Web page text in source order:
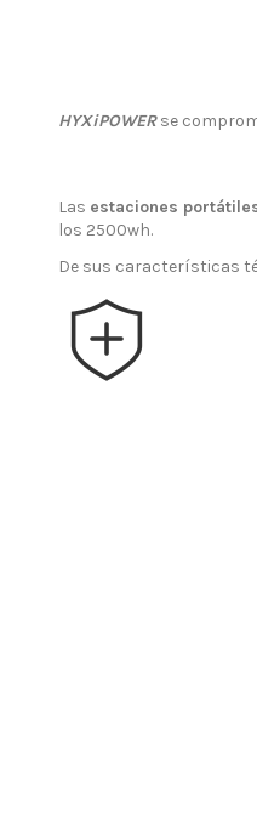
HYXiPOWERse
Las estaciones
los 2500wh.
De sus características